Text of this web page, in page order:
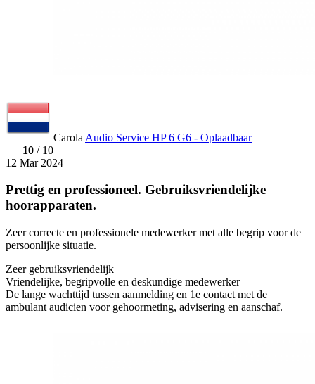
Carola Audio Service HP 6 G6 - Oplaadbaar
10 / 10
12 Mar 2024
Prettig en professioneel. Gebruiksvriendelijke
hoorapparaten.
Zeer correcte en professionele medewerker met alle begrip voor de
persoonlijke situatie.
Zeer gebruiksvriendelijk
Vriendelijke, begripvolle en deskundige medewerker
De lange wachttijd tussen aanmelding en 1e contact met de
ambulant audicien voor gehoormeting, advisering en aanschaf.